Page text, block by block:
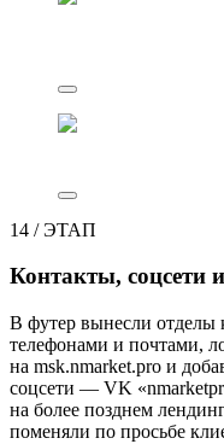
14 /ЭТАП
Контакты, соцсети
В футер вынесли отделы
телефонами и почтами,
на msk.nmarket.pro и
соцсети — VK
на более позднем
поменяли по просьбе